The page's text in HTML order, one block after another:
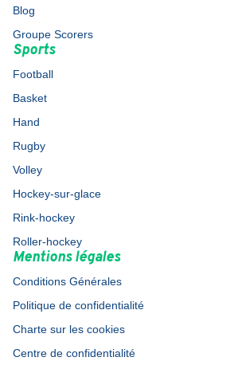
Blog
Groupe Scorers
Sports
Football
Basket
Hand
Rugby
Volley
Hockey-sur-glace
Rink-hockey
Roller-hockey
Mentions légales
Conditions Générales
Politique de confidentialité
Charte sur les cookies
Centre de confidentialité